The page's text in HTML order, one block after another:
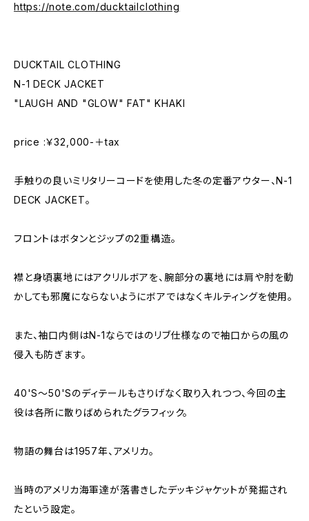
https://note.com/ducktailclothing
DUCKTAIL CLOTHING
N-1 DECK JACKET
"LAUGH AND "GLOW" FAT" KHAKI
price :￥32,000-＋tax
手触りの良いミリタリーコードを使用した冬の定番アウター、N-1
DECK JACKET。
フロントはボタンとジップの2重構造。
襟と身頃裏地にはアクリルボアを、腕部分の裏地には肩や肘を動
かしても邪魔にならないようにボアではなくキルティングを使用。
また、袖口内側はN-1ならではのリブ仕様なので袖口からの風の
侵入も防ぎます。
40'S～50'Sのディテールもさりげなく取り入れつつ、今回の主
役は各所に散りばめられたグラフィック。
物語の舞台は1957年、アメリカ。
当時のアメリカ海軍達が落書きしたデッキジャケットが発掘され
たという設定。